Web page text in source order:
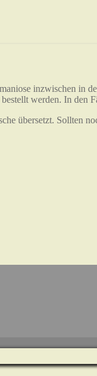
inzwischen in
werden. In den
übersetzt. Sollten